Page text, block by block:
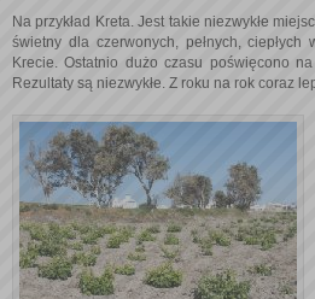
Na przykład Kreta. Jest takie niezwykłe
świetny dla czerwonych, pełnych,
Krecie. Ostatnio dużo czasu poświęcono
Rezultaty są niezwykłe. Z roku na rok coraz